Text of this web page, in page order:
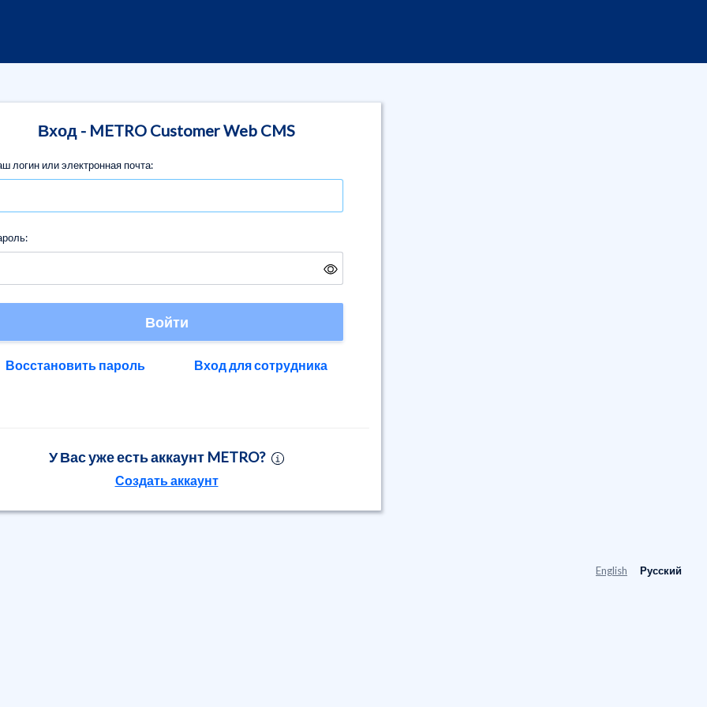
Вход - METRO Customer Web CMS
логин или электронная почта:
Войти
Восстановить пароль Вход для сотрудника
У Вас уже есть аккаунт METRO?
Создать аккаунт
English Русский